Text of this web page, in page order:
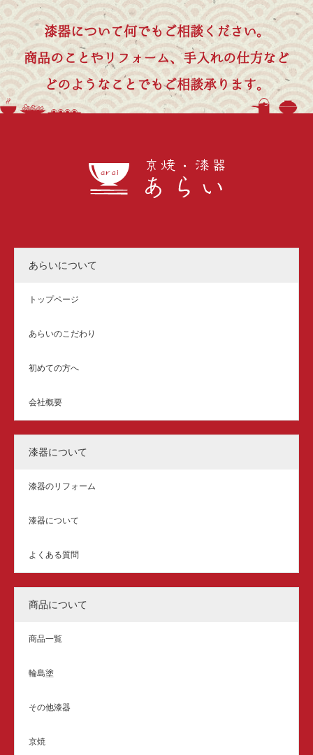
漆器について何でもご相談ください。
商品のことやリフォーム、手入れの仕方など
どのようなことでもご相談承ります。
あらいについて
トップページ
あらいのこだわり
初めての方へ
会社概要
漆器について
漆器のリフォーム
漆器について
よくある質問
商品について
商品一覧
輪島塗
その他漆器
京焼